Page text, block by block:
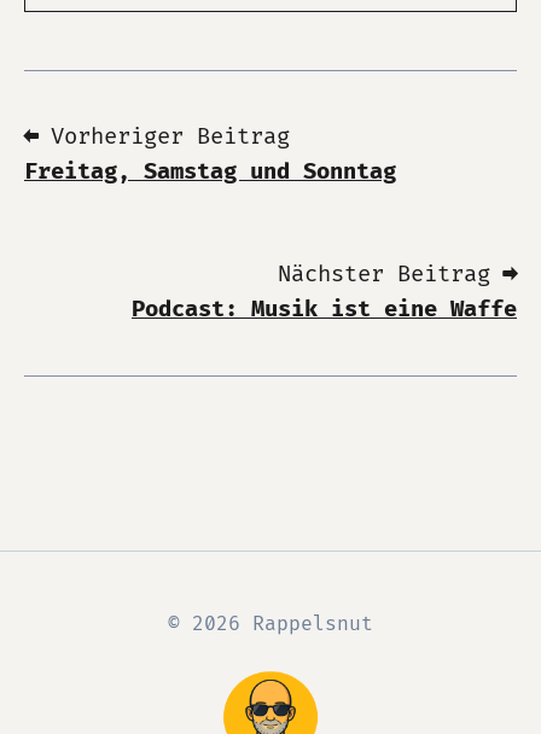
⬅ Vorheriger Beitrag
Freitag, Samstag und Sonntag
Nächster Beitrag ➡
Podcast: Musik ist eine Waffe
© 2026 Rappelsnut